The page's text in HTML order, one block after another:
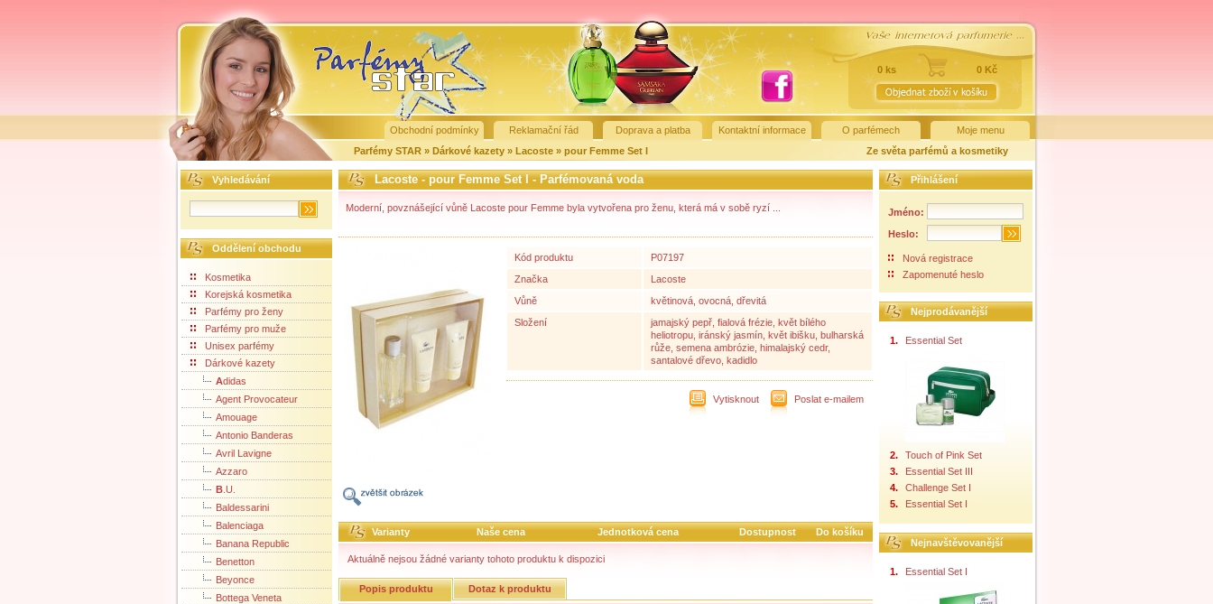
0 ks 0 Kč
Obchodní podmínky Reklamační řád Doprava a platba Kontaktní informace O parfémech
Moje menu
Parfémy STAR » Dárkové kazety » Lacoste » pour Femme Set I Ze světa parfémů a kosmetiky
Vyhledávání
Oddělení obchodu
Kosmetika
Korejská kosmetika
Parfémy pro ženy
Parfémy pro muže
Unisex parfémy
Dárkové kazety
Adidas
Agent Provocateur
Amouage
Antonio Banderas
Avril Lavigne
Azzaro
B .U.
Baldessarini
Balenciaga
Banana Republic
Benetton
Beyonce
Bottega Veneta
Lacoste - pour Femme Set I - Parfémovaná voda
Moderní, povznášející vůně Lacoste pour Femme byla vytvořena pro ženu, která má v sobě ryzí ...
Kód produktu
P07197
Značka
Lacoste
Vůně
květinová, ovocná, dřevitá
Složení
jamajský pepř, fialová frézie, květ bílého
heliotropu, iránský jasmín, květ ibišku, bulharská
růže, semena ambrózie, himalajský cedr,
santalové dřevo, kadidlo
Vytisknout Poslat e-mailem
Varianty Naše cena Jednotková cena Dostupnost Do košíku
Aktuálně nejsou žádné varianty tohoto produktu k dispozici
Popis produktu Dotaz k produktu
Přihlášení
Jméno:
Heslo:
Nová registrace
Zapomenuté heslo
Nejprodávanější
1. Essential Set
2.
Touch of Pink Set
3.
Essential Set III
4.
Challenge Set I
5.
Essential Set I
Nejnavštěvovanější
1. Essential Set I